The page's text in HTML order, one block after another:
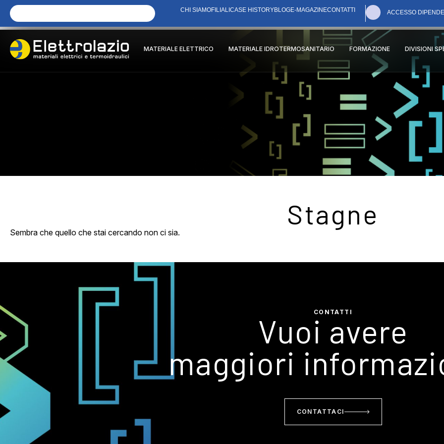
CHI SIAMOFILIALICASE HISTORYBLOGE-MAGAZINECONTATTI ACCESSO
MATERIALE ELETTRICO MATERIALE IDROTERMOSANITARIO FORMAZIONE DIVISIONI
Stagne
Sembra che quello che stai cercando non ci sia.
CONTATTI
Vuoi avere
maggiori
CONTATTACI